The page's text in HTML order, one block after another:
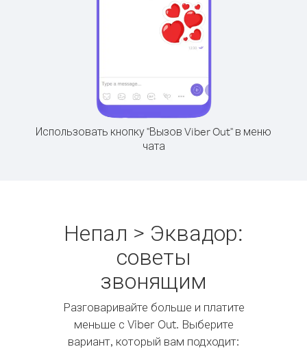
Использовать кнопку "Вызов Viber Out" в меню
чата
Непал > Эквадор:
советы
звонящим
Разговаривайте больше и платите
меньше с Viber Out. Выберите
вариант, который вам подходит: